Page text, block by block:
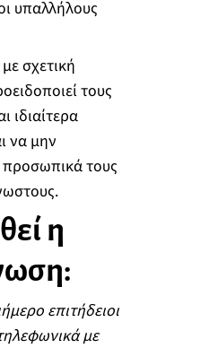
υπαλλήλους
σχετική
τους
ιδιαίτερα
να μην
τους
η
επιτήδειοι
με